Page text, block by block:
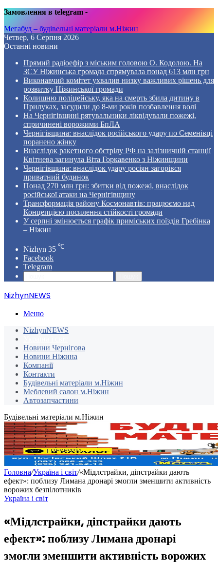
Замовлення в telegram -
Мегабуд – будівельні матеріали м.Ніжин
Четвер, 6 Серпня 2026
Останні новини
Прямий радіоефір з міським головою О. Кодолою. На
ЗСУ Ніжинська громада спрямувала понад 613 млн грн
Виконавчий комітет ухвалив низку важливих рішень для
розвитку Ніжинської громади
Колишню поліцейську, яка на смерть збила дитину в
Прилуках, засудили до 8-ми років позбавлення волі
На Чернігівщині рятувальники ліквідували пожежі,
спричинені ворожими БпЛА
Чернігівщина: внаслідок російського удару по Семенівці
поранено жінку
Внаслідок ракетного обстрілу РФ на залізничній станції
Квітнева загинула Віта Горкавенко з Ніжинщини
Чернігівщина: внаслідок удару росіян загорівся
приватний будинок
Понад 270 млн грн: збитки від пожежі, внаслідок
російської атаки на Чернігівщину
Трансформація району Космонавтів: працюємо над
Концепцією посилення стійкості громади
У серпні змінюється графік приміських поїздів Гребінка
– Ніжин
Nizhyn 35 ℃
Facebook
Telegram
NizhynNEWS
Меню
NizhynNEWS
Новини Чернігова
Новини Ніжина
Компанії
Контакти
Будівельні матеріали м.Ніжин
Меблевий салон м.Ніжин
Автозапчастини
Будівельні матеріали м.Ніжин
Головна/Україна і світ/«Мідлстрайки, діпстрайки дають
ефект»: поблизу Лимана дронарі змогли зменшити активність
ворожих безпілотників
Україна і світ
«Мідлстрайки, діпстрайки дають
ефект»: поблизу Лимана дронарі
змогли зменшити активність ворожих